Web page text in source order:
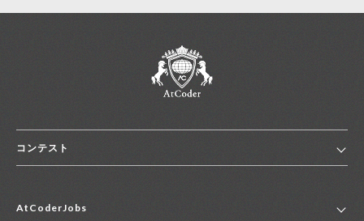
コンテスト
コンテスト一覧
AtCoderJobs